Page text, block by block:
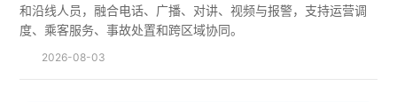
和沿线人员，融合电话、广播、对讲、视频与报警，支持运营调
度、乘客服务、事故处置和跨区域协同。
2026-08-03